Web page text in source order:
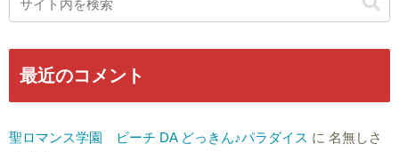
最近のコメント
聖ロマンス学園 ビーチ DA どっきん♪パラダイス に 名無しさ